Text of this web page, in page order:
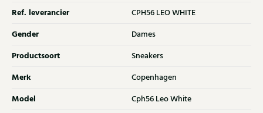
Ref. leverancier CPH56 LEO WHITE
Gender Dames
Productsoort Sneakers
Merk Copenhagen
Model Cph56 Leo White